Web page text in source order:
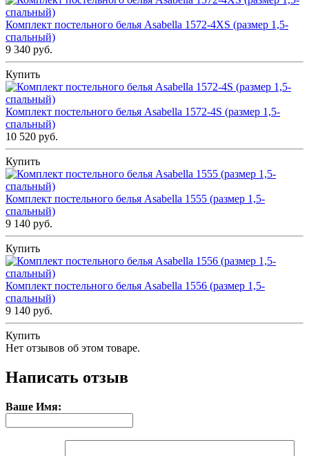
Комплект постельного белья Asabella 1572-4XS (размер 1,5-
спальный)
9 340 руб.
Купить
Комплект постельного белья Asabella 1572-4S (размер 1,5-
спальный)
10 520 руб.
Купить
Комплект постельного белья Asabella 1555 (размер 1,5-
спальный)
9 140 руб.
Купить
Комплект постельного белья Asabella 1556 (размер 1,5-
спальный)
9 140 руб.
Купить
Нет отзывов об этом товаре.
Написать отзыв
Ваше Имя: